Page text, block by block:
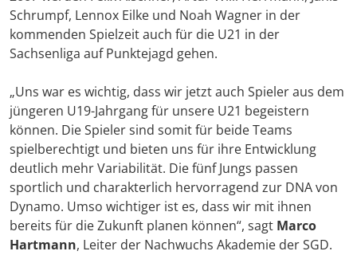
Schrumpf, Lennox Eilke und Noah Wagner in der
kommenden Spielzeit auch für die U21 in der
Sachsenliga auf Punktejagd gehen.
„Uns war es wichtig, dass wir jetzt auch Spieler aus dem
jüngeren U19-Jahrgang für unsere U21 begeistern
können. Die Spieler sind somit für beide Teams
spielberechtigt und bieten uns für ihre Entwicklung
deutlich mehr Variabilität. Die fünf Jungs passen
sportlich und charakterlich hervorragend zur DNA von
Dynamo. Umso wichtiger ist es, dass wir mit ihnen
bereits für die Zukunft planen können“, sagt Marco
Hartmann, Leiter der Nachwuchs Akademie der SGD.